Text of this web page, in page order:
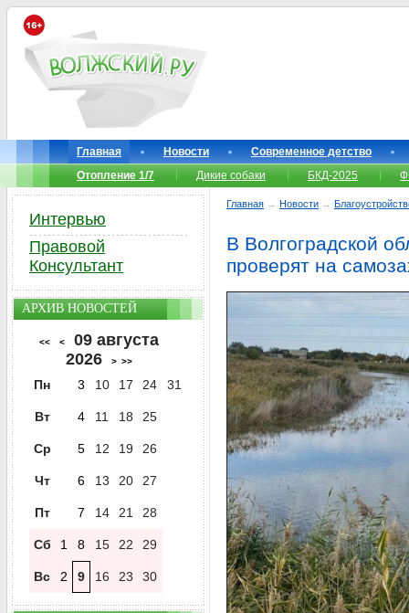
Главная Новости
Современное детство
Отопление 1/7
Дикие собаки БКД-2025
Главная → Новости →
В Волгоградской
проверят на
Интервью
Правовой
Консультант
АРХИВ НОВОСТЕЙ
<< <
09 августа
2026
> >>
Пн 3 10 17 24 31
Вт 4 11 18 25
Ср 5 12 19 26
Чт 6 13 20 27
Пт 7 14 21 28
Сб 1 8 15 22 29
Вс 2 9 16 23 30